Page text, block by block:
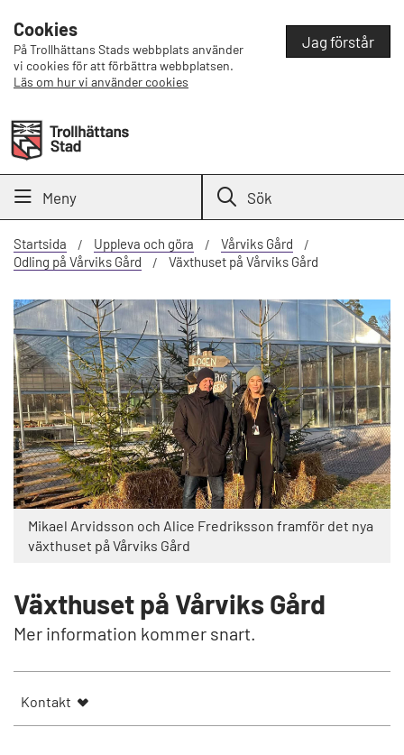
Cookies
På Trollhättans Stads webbplats använder
vi cookies för att förbättra webbplatsen.
Läs om hur vi använder cookies
Jag förstår
Meny Sök
Startsida Uppleva och göra
Vårviks Gård
Odling på Vårviks Gård
Växthuset på Vårviks Gård
Mikael Arvidsson och Alice Fredriksson framför det nya
växthuset på Vårviks Gård
Växthuset på Vårviks Gård
Mer information kommer snart.
Kontakt